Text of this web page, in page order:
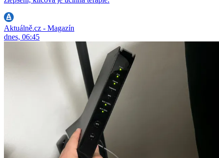
Aktuálně.cz - Magazín
dnes, 06:45